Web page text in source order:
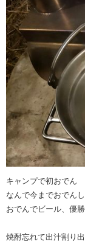
キャンプで初おでん
なんで今までおでん
おでんでビール、優勝
焼酎忘れて出汁割り